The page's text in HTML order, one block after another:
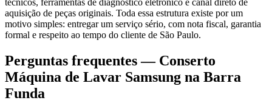
técnicos, ferramentas de diagnóstico eletrônico e canal direto de
aquisição de peças originais. Toda essa estrutura existe por um
motivo simples: entregar um serviço sério, com nota fiscal, garantia
formal e respeito ao tempo do cliente de São Paulo.
Perguntas frequentes — Conserto
Máquina de Lavar Samsung na Barra
Funda